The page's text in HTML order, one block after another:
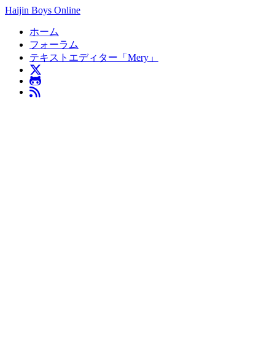
Haijin Boys Online
ホーム
フォーラム
テキストエディター「Mery」